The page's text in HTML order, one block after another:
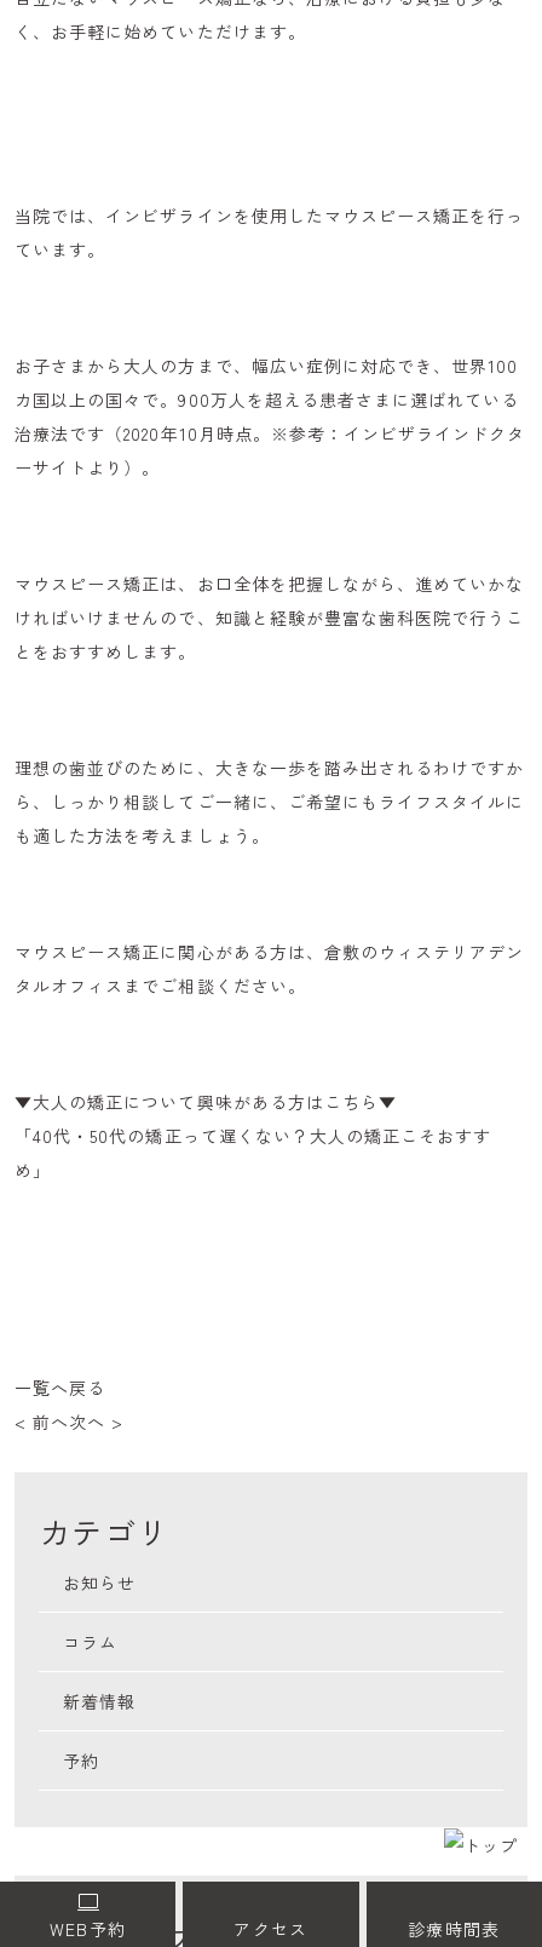
WEB予約 アクセス 診療時間表
く、お手軽に始めていただけます。
当院では、 インビザラインを使用したマウスピース矯正を行っ
ています。
お子さまから大人の方まで、幅広い症例に対応でき、世界100
カ国以上の国々で。900万人を超える患者さまに選ばれている
治療法です（2020年10月時点。※参考：インビザラインドクタ
ーサイトより）。
マウスピース矯正は、お口全体を把握しながら、進めていかな
ければいけませんので、知識と経験が豊富な歯科医院で行うこ
とをおすすめします。
理想の歯並びのために、大きな一歩を踏み出されるわけですか
ら、しっかり相談してご一緒に、
ご希望にもライフスタイルに
も適した方法を考えましょう。
マウスピース矯正に関心がある方は、倉敷のウィステリアデン
タルオフィスまでご相談ください。
▼大人の矯正について興味がある方はこちら▼
「40代・50代の矯正って遅くない？大人の矯正こそおすす
め 」
一覧へ戻る
< 前へ次へ >
カテゴリ
お知らせ
コラム
新着情報
予約
月別アーカイブ